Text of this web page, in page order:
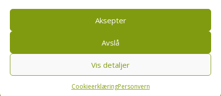
Aksepter
Avslå
Vis detaljer
CookieerklæringPersonvern
Bondevennen SA, Pb 208, sentrum, 4001 Stavanger
Personvern og cookies regler